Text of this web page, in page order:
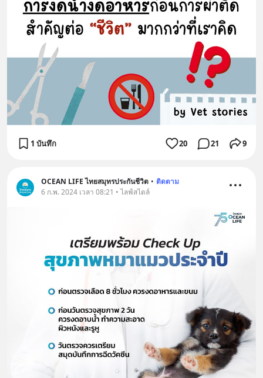
1 บันทึก 20 21 9
OCEAN LIFE ไทยสมุทรประกันชีวิต • ติดตาม
6 ก.พ. 2024 เวลา 08:21 • ไลฟ์สไตล์